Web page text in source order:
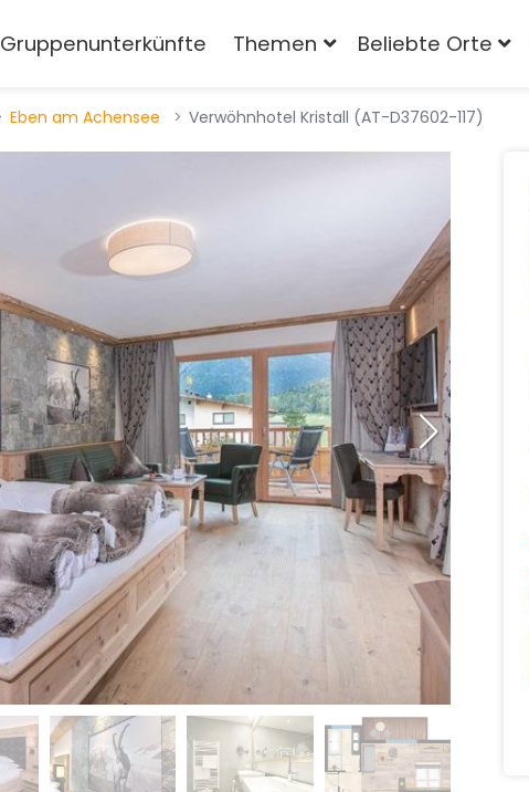
Gruppenunterkünfte Themen Beliebte Orte
Eben am Achensee Verwöhnhotel Kristall (AT-D37602-117)